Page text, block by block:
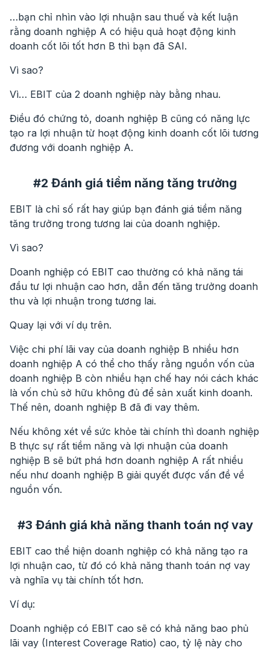
…bạn chỉ nhìn vào lợi nhuận sau thuế và kết luận
rằng doanh nghiệp A có hiệu quả hoạt động kinh
doanh cốt lõi tốt hơn B thì bạn đã SAI.
Vì sao?
Vì… EBIT của 2 doanh nghiệp này bằng nhau.
Điều đó chứng tỏ, doanh nghiệp B cũng có năng lực
tạo ra lợi nhuận từ hoạt động kinh doanh cốt lõi tương
đương với doanh nghiệp A.
#2 Đánh giá tiềm năng tăng trưởng
EBIT là chỉ số rất hay giúp bạn đánh giá tiềm năng
tăng trưởng trong tương lai của doanh nghiệp.
Vì sao?
Doanh nghiệp có EBIT cao thường có khả năng tái
đầu tư lợi nhuận cao hơn, dẫn đến tăng trưởng doanh
thu và lợi nhuận trong tương lai.
Quay lại với ví dụ trên.
Việc chi phí lãi vay của doanh nghiệp B nhiều hơn
doanh nghiệp A có thể cho thấy rằng nguồn vốn của
doanh nghiệp B còn nhiều hạn chế hay nói cách khác
là vốn chủ sở hữu không đủ để sản xuất kinh doanh.
Thế nên, doanh nghiệp B đã đi vay thêm.
Nếu không xét về sức khỏe tài chính thì doanh nghiệp
B thực sự rất tiềm năng và lợi nhuận của doanh
nghiệp B sẽ bứt phá hơn doanh nghiệp A rất nhiều
nếu như doanh nghiệp B giải quyết được vấn đề về
nguồn vốn.
#3 Đánh giá khả năng thanh toán nợ vay
EBIT cao thể hiện doanh nghiệp có khả năng tạo ra
lợi nhuận cao, từ đó có khả năng thanh toán nợ vay
và nghĩa vụ tài chính tốt hơn.
Ví dụ:
Doanh nghiệp có EBIT cao sẽ có khả năng bao phủ
lãi vay (Interest Coverage Ratio) cao, tỷ lệ này cho